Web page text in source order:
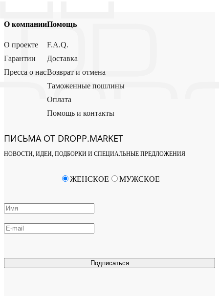
О компании
О проекте
Гарантии
Пресса о нас
Помощь
F.A.Q.
Доставка
Возврат и отмена
Таможенные пошлины
Оплата
Помощь и контакты
ПИСЬМА ОТ DROPP.MARKET
НОВОСТИ, ИДЕИ, ПОДБОРКИ И СПЕЦИАЛЬНЫЕ ПРЕДЛОЖЕНИЯ
Подписаться
ЖЕНСКОЕ МУЖСКОЕ